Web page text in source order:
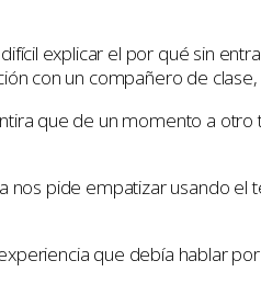
explicar el por qué sin
con un compañero de
que de un momento a
pide empatizar usando
que debía hablar